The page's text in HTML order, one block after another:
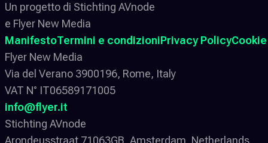
Un progetto di Stichting AVnode
e Flyer New Media
ManifestoTermini e condizioniPrivacy Policy
Flyer New Media
Via del Verano 3900196, Rome, Italy
VAT N° IT06589171005
info@flyer.it
Stichting AVnode
Arondeusstraat 71063GB, Amsterdam, Netherlands